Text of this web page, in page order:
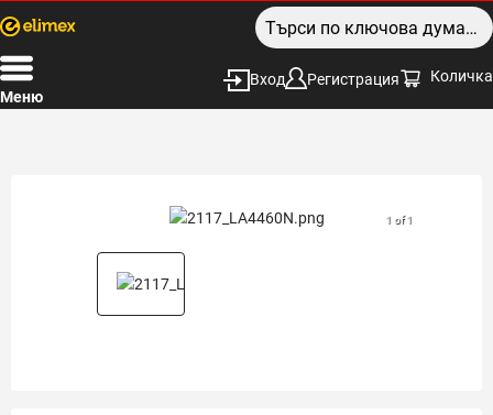
Меню
Вход Регистрация Количка
1 of 1